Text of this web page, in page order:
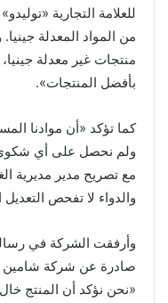
للعلامة التجارية
من المواد المعدلة
منتجات غير معدلة
بأفضل المنتجات».
كما تؤكد «أن موادنا
ولم نحصل على أي شكوى
مع تصريح مدير مديرية
والدواء لا تفحص
وأرفقت الشركة في
صادرة عن شركة شامين
«نحن نؤكد أن المنتج